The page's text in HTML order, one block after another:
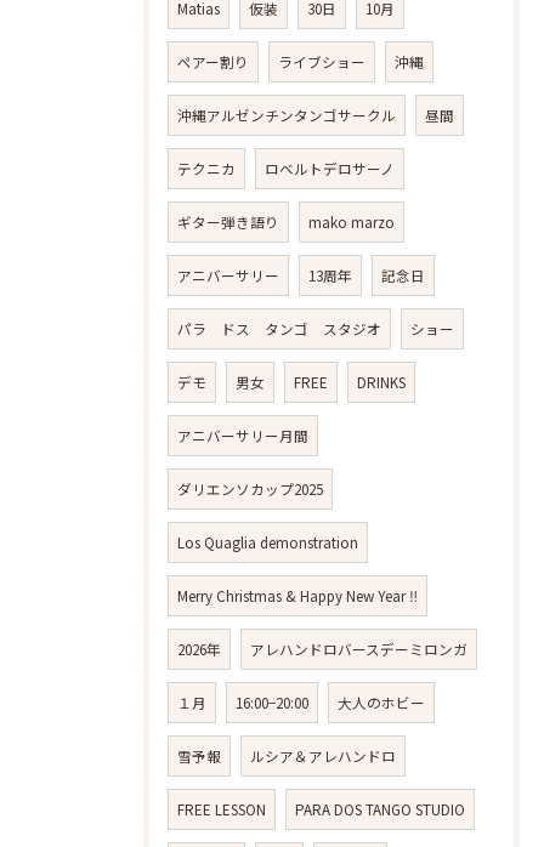
Matias 仮装 30日 10月
ペアー割り ライブショー 沖縄
沖縄アルゼンチンタンゴサークル 昼間
テクニカ ロベルトデロサーノ
ギター弾き語り mako marzo
アニバーサリー 13周年 記念日
パラ ドス タンゴ スタジオ ショー
デモ 男女 FREE DRINKS
アニバーサリー月間
ダリエンソカップ2025
Los Quaglia demonstration
Merry Christmas & Happy New Year ‼️
2026年 アレハンドロバースデーミロンガ
１月 16:00−20:00 大人のホビー
雪予報 ルシア＆アレハンドロ
FREE LESSON PARA DOS TANGO STUDIO